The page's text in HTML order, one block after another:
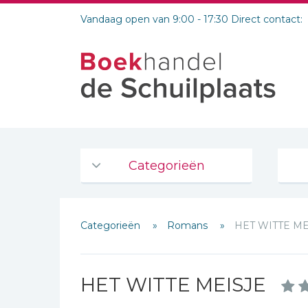
Vandaag open van 9:00 - 17:30 Direct contact:
Categorieën
De Bijbel
Bijbelse Dagboeken 2026
Bijbelstudie groepen
Categorieën Romans HET WITTE
HET WITTE MEISJE